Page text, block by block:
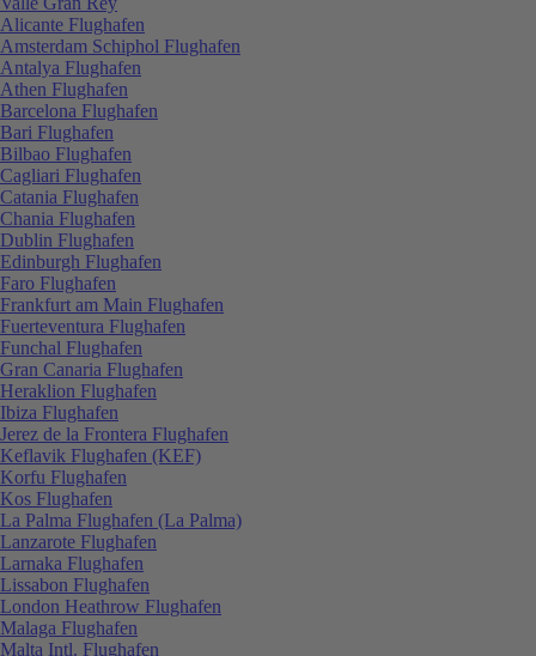
Alicante Flughafen
Amsterdam Schiphol Flughafen
Antalya Flughafen
Athen Flughafen
Barcelona Flughafen
Bari Flughafen
Bilbao Flughafen
Cagliari Flughafen
Catania Flughafen
Chania Flughafen
Dublin Flughafen
Edinburgh Flughafen
Faro Flughafen
Frankfurt am Main Flughafen
Fuerteventura Flughafen
Funchal Flughafen
Gran Canaria Flughafen
Heraklion Flughafen
Ibiza Flughafen
Jerez de la Frontera Flughafen
Keflavik Flughafen (KEF)
Korfu Flughafen
Kos Flughafen
La Palma Flughafen (La Palma)
Lanzarote Flughafen
Larnaka Flughafen
Lissabon Flughafen
London Heathrow Flughafen
Malaga Flughafen
Malta Intl. Flughafen